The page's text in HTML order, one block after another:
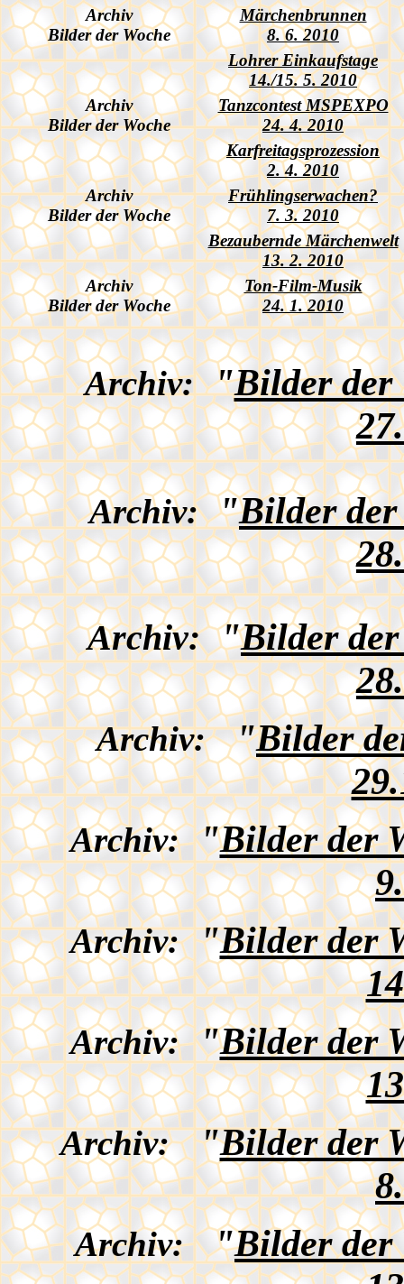
Archiv
Bilder der Woche
Märchenbrunnen
8. 6. 2010
Lohrer Einkaufstage
14./15. 5. 2010
Archiv
Bilder der Woche
Tanzcontest MSPEXPO
24. 4. 2010
Karfreitagsprozession
2. 4. 2010
Archiv
Bilder der Woche
Frühlingserwachen?
7. 3. 2010
Bezaubernde Märchenwelt
13. 2. 2010
Archiv
Bilder der Woche
Ton-Film-Musik
24. 1. 2010
Archiv:"Bilder der
Archiv:"Bilder der
Archiv:"Bilder der
Archiv: "Bilder
Archiv:"Bilder der
Archiv: "Bilder der
Archiv: "Bilder der
Archiv: "Bilder der
Archiv: "Bilder der